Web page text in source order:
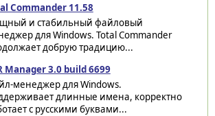
Commander 11.58
и стабильный файловый
для Windows. Total Commander
добрую традицию...
Manager 3.0 build 6699
менеджер для Windows.
длинные имена, корректно
с русскими буквами...